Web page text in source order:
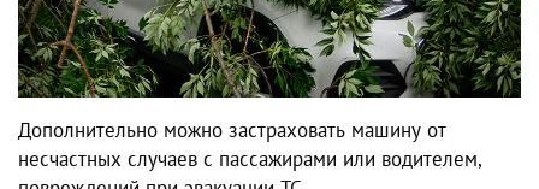
Дополнительно можно застраховать машину от
несчастных случаев с пассажирами или водителем,